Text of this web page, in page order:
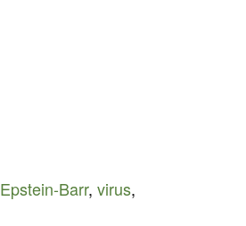
Epstein-Barr, virus,